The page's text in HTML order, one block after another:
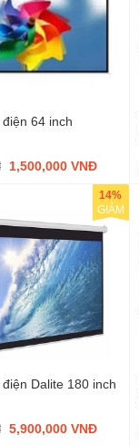
64 inch
1,500,000 VNĐ
Dalite 180 inch
5,900,000 VNĐ
14%
GIẢM